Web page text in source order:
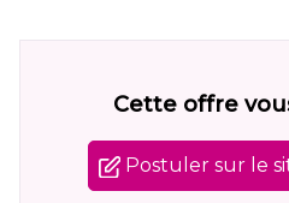
Cette offre
Postuler sur le